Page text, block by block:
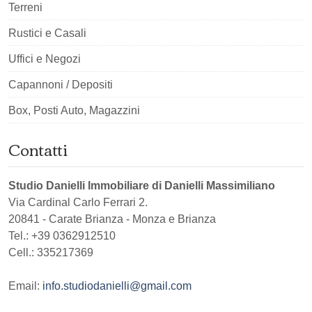
Terreni
Rustici e Casali
Uffici e Negozi
Capannoni / Depositi
Box, Posti Auto, Magazzini
Contatti
Studio Danielli Immobiliare di Danielli Massimiliano
Via Cardinal Carlo Ferrari 2.
20841 - Carate Brianza - Monza e Brianza
Tel.: +39 0362912510
Cell.: 335217369
Email: info.studiodanielli@gmail.com